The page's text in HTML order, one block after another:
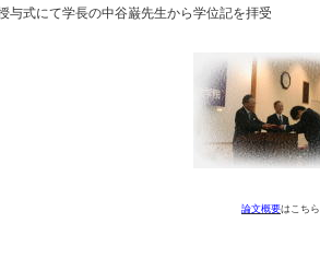
与式にて学長の中谷巌先生から学位記を拝受
論文概要はこちら